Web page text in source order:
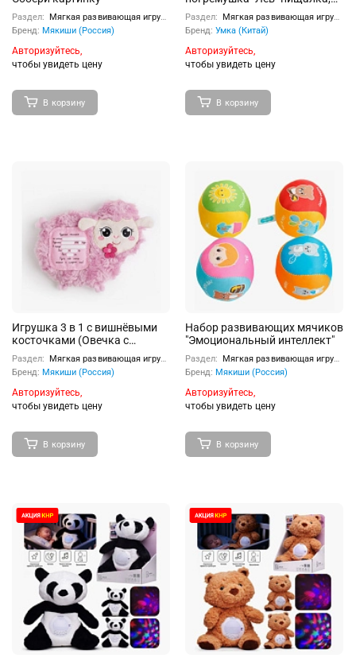
Раздел:
Мягкая развивающая игрушка
Бренд: Мякиши (Россия)
Авторизуйтесь,
чтобы увидеть цену
В корзину
маленькая
Раздел:
Мягкая развивающая игрушка
Бренд: Умка (Китай)
Авторизуйтесь,
чтобы увидеть цену
В корзину
Игрушка 3 в 1 с вишнёвыми
косточками (Овечка с
метрикой)
Раздел:
Мягкая развивающая игрушка
Бренд: Мякиши (Россия)
Авторизуйтесь,
чтобы увидеть цену
В корзину
Набор развивающих мячиков
"Эмоциональный интеллект"
Раздел:
Мягкая развивающая игрушка
Бренд: Мякиши (Россия)
Авторизуйтесь,
чтобы увидеть цену
В корзину